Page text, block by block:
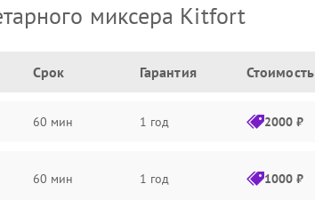
миксера Kitfort
Срок Гарантия Стоимость
60 мин 1 год 2000 ₽
60 мин 1 год 1000 ₽